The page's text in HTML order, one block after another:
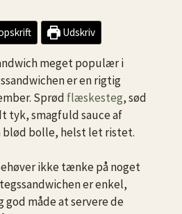
Udskriv
meget populær i
er en rigtig
Sprød flæskesteg, sød
tyk, smagfuld sauce af
blød bolle, helst let ristet.
ikke tænke på noget
er enkel,
måde at servere de